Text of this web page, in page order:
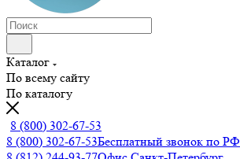
Каталог
По всему сайту
По каталогу
8 (800) 302-67-53
8 (800) 302-67-53Бесплатный звонок по РФ